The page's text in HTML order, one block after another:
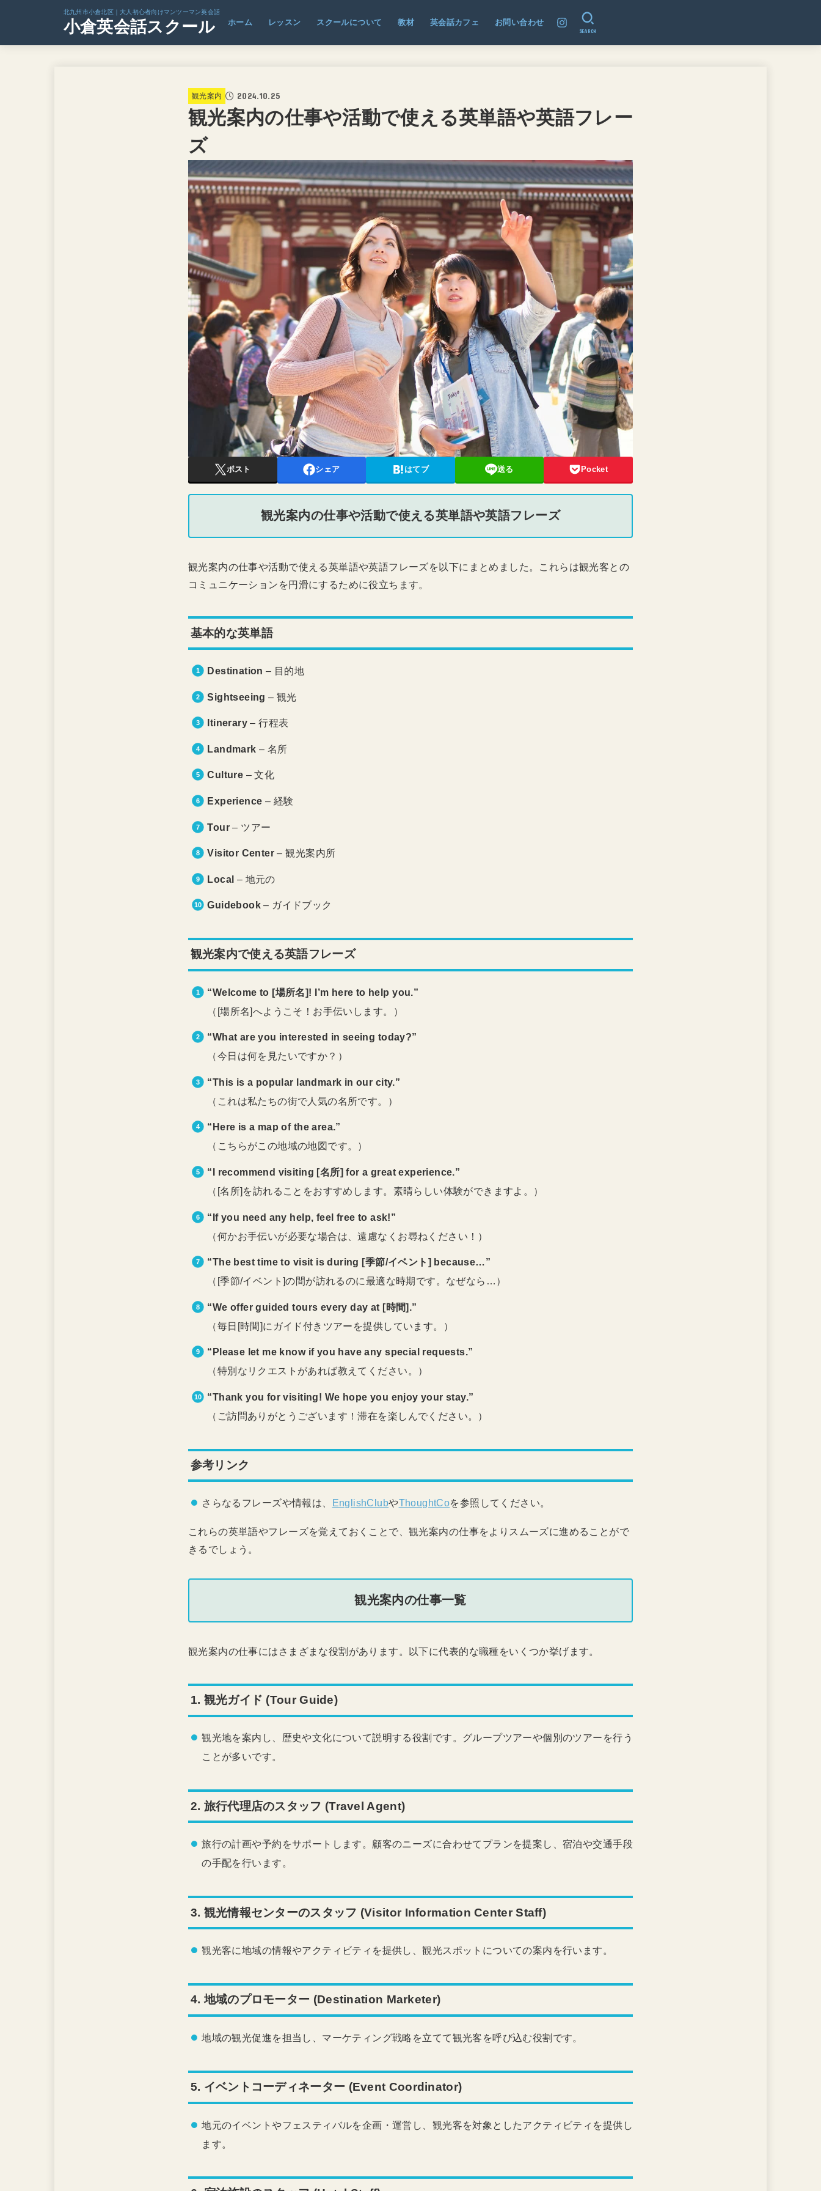
北九州市小倉北区｜大人初心者向けマンツーマン英会話
小倉英会話スクール ホーム レッスン スクールについて 教材 英会話カフェ お問い合わせ
SEARCH
観光案内 2024.10.25
観光案内の仕事や活動で使える英単語や英語フレー
ズ
ポスト シェア はてブ 送る Pocket
観光案内の仕事や活動で使える英単語や英語フレーズ
観光案内の仕事や活動で使える英単語や英語フレーズを以下にまとめました。これらは観光客との
コミュニケーションを円滑にするために役立ちます。
基本的な英単語
Destination – 目的地
Sightseeing – 観光
Itinerary – 行程表
Landmark – 名所
Culture – 文化
Experience – 経験
Tour– ツアー
Visitor Center – 観光案内所
Local – 地元の
Guidebook – ガイドブック
観光案内で使える英語フレーズ
“Welcome to [場所名]! I’m here to help you.”
（[場所名]へようこそ！お手伝いします。）
“What are you interested in seeing today?”
（今日は何を見たいですか？）
“This is a popular landmark in our city.”
（これは私たちの街で人気の名所です。）
“Here is a map of the area.”
（こちらがこの地域の地図です。）
“I recommend visiting [名所] for a great experience.”
（[名所]を訪れることをおすすめします。素晴らしい体験ができますよ。）
“If you need any help, feel free to ask!”
（何かお手伝いが必要な場合は、遠慮なくお尋ねください！）
“The best time to visit is during [季節/イベント] because…”
（[季節/イベント]の間が訪れるのに最適な時期です。なぜなら…）
“We offer guided tours every day at [時間].”
（毎日[時間]にガイド付きツアーを提供しています。）
“Please let me know if you have any special requests.”
（特別なリクエストがあれば教えてください。）
“Thank you for visiting! We hope you enjoy your stay.”
（ご訪問ありがとうございます！滞在を楽しんでください。）
参考リンク
さらなるフレーズや情報は、 EnglishClubやThoughtCoを参照してください。
これらの英単語やフレーズを覚えておくことで、観光案内の仕事をよりスムーズに進めることがで
きるでしょう。
観光案内の仕事一覧
観光案内の仕事にはさまざまな役割があります。以下に代表的な職種をいくつか挙げます。
1. 観光ガイド (Tour Guide)
観光地を案内し、歴史や文化について説明する役割です。グループツアーや個別のツアーを行う
ことが多いです。
2. 旅行代理店のスタッフ (Travel Agent)
旅行の計画や予約をサポートします。顧客のニーズに合わせてプランを提案し、宿泊や交通手段
の手配を行います。
3. 観光情報センターのスタッフ (Visitor Information Center Staff)
観光客に地域の情報やアクティビティを提供し、観光スポットについての案内を行います。
4.地域のプロモーター (Destination Marketer)
地域の観光促進を担当し、マーケティング戦略を立てて観光客を呼び込む役割です。
5. イベントコーディネーター (Event Coordinator)
地元のイベントやフェスティバルを企画・運営し、観光客を対象としたアクティビティを提供し
ます。